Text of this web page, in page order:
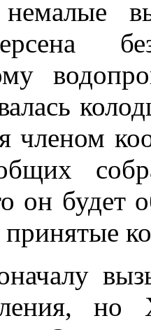
членом
он будет
но